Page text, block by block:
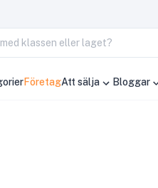
klassen eller laget?
FöretagAtt sälja Bloggar